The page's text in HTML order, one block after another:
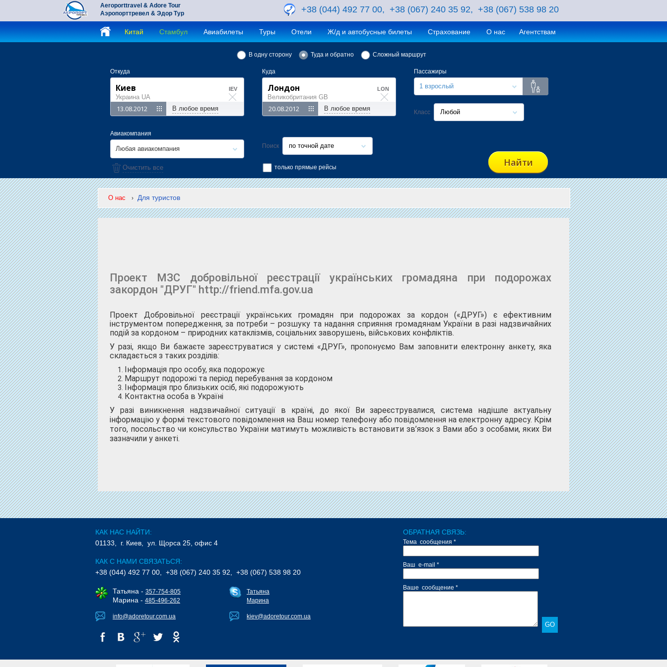
Aeroporttravel & Adore Tour
Аэропорттревел & Эдор Тур
+38 (044) 492 77 00, +38 (067) 240 35 92, +38 (067) 538 98 20
Китай Стамбул Авиабилеты Туры Отели Ж/д и автобусные билеты Страхование О нас Агентствам
В одну сторону Туда и обратно Сложный маршрут
Откуда
Украина UA
IEV
В любое время
Куда
Великобритания GB
LON
В любое время
Пассажиры
1 взрослый
Класс Любой
Авиакомпания
Любая авиакомпания
Очистить все
Поиск по точной дате
только прямые рейсы Найти
О нас › Для туристов
Проект МЗС добровільної реєстрації українських громадяна при подорожах
закордон "ДРУГ" http://friend.mfa.gov.ua
Проект Добровільної реєстрації українських громадян при подорожах за кордон («ДРУГ») є ефективним
інструментом попередження, за потреби – розшуку та надання сприяння громадянам України в разі надзвичайних
подій за кордоном – природних катаклізмів, соціальних заворушень, військових конфліктів.
У разі, якщо Ви бажаєте зареєструватися у системі «ДРУГ», пропонуємо Вам заповнити електронну анкету, яка
складається з таких розділів:
Інформація про особу, яка подорожує
Маршрут подорожі та період перебування за кордоном
Інформація про близьких осіб, які подорожують
Контактна особа в Україні
У разі виникнення надзвичайної ситуації в країні, до якої Ви зареєструвалися, система надішле актуальну
інформацію у формі текстового повідомлення на Ваш номер телефону або повідомлення на електронну адресу. Крім
того, посольство чи консульство України матимуть можливість встановити зв’язок з Вами або з особами, яких Ви
зазначили у анкеті.
КАК НАС НАЙТИ:
01133, г. Киев, ул. Щорса 25, офис 4
КАК С НАМИ СВЯЗАТЬСЯ:
+38 (044) 492 77 00, +38 (067) 240 35 92, +38 (067) 538 98 20
Татьяна - 357-754-805
Марина - 485-496-262
Татьяна
Марина
info@adoretour.com.ua kiev@adoretour.com.ua
ОБРАТНАЯ СВЯЗЬ:
Тема сообщения *
Ваш e-mail *
Ваше сообщение *